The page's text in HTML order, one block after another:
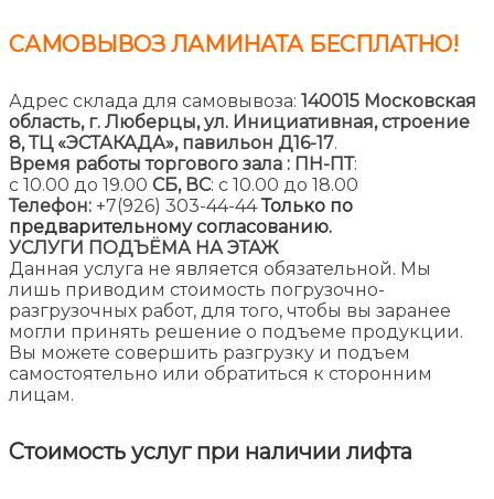
САМОВЫВОЗ ЛАМИНАТА БЕСПЛАТНО!
Адрес склада для самовывоза: 140015 Московская
область, г. Люберцы, ул. Инициативная, строение
8, ТЦ «ЭСТАКАДА», павильон Д16-17.
Время работы торгового зала : ПН-ПТ:
с 10.00 до 19.00 СБ, ВС: с 10.00 до 18.00
Телефон: +7(926) 303-44-44Только по
предварительному согласованию.
УСЛУГИ ПОДЪЁМА НА ЭТАЖ
Данная услуга не является обязательной. Мы
лишь приводим стоимость погрузочно-
разгрузочных работ, для того, чтобы вы заранее
могли принять решение о подъеме продукции.
Вы можете совершить разгрузку и подъем
самостоятельно или обратиться к сторонним
лицам.
Стоимость услуг при наличии лифта